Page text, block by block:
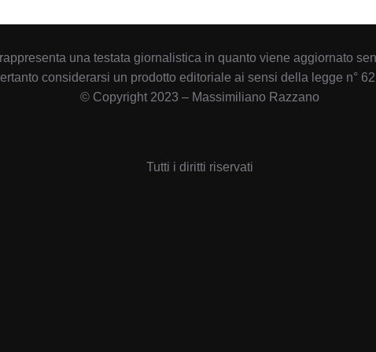
una testata giornalistica in quanto viene aggiornato
considerarsi un prodotto editoriale ai sensi della legge n°
© Copyright 2023 – Massimiliano Razzano
Tutti i diritti riservati